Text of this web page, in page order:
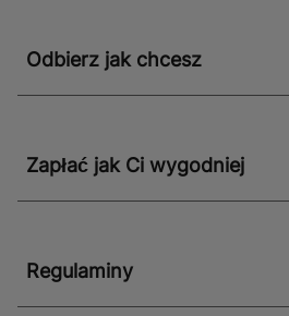
Odbierz jak chcesz
Zapłać jak Ci wygodniej
Regulaminy